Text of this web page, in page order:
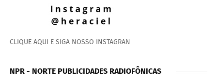
CLIQUE AQUI E SIGA NOSSO INSTAGRAN
NPR - NORTE PUBLICIDADES RADIOFÔNICAS